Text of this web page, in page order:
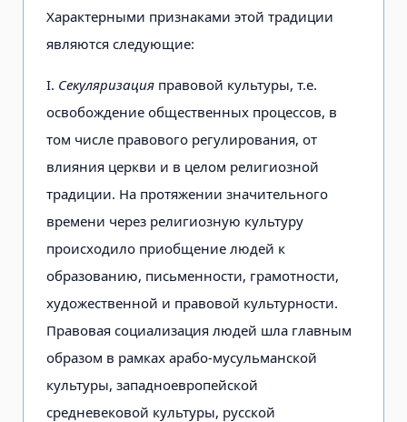
Характерными признаками этой традиции
являются следующие:
I. Секуляризация правовой культуры, т.е.
освобождение общественных процессов, в
том числе правового регулирования, от
влияния церкви и в целом религиозной
традиции. На протяжении значительного
времени через религиозную культуру
происходило приобщение людей к
образованию, письменности, грамотности,
художественной и правовой культурности.
Правовая социализация людей шла главным
образом в рамках арабо-мусульманской
культуры, западноевропейской
средневековой культуры, русской